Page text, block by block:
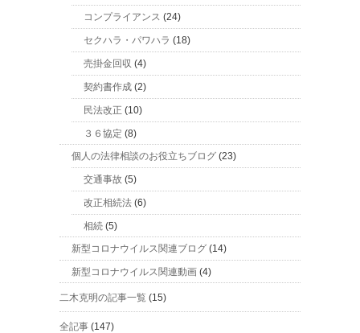
コンプライアンス (24)
セクハラ・パワハラ (18)
売掛金回収 (4)
契約書作成 (2)
民法改正 (10)
３６協定 (8)
個人の法律相談のお役立ちブログ (23)
交通事故 (5)
改正相続法 (6)
相続 (5)
新型コロナウイルス関連ブログ (14)
新型コロナウイルス関連動画 (4)
二木克明の記事一覧 (15)
全記事 (147)